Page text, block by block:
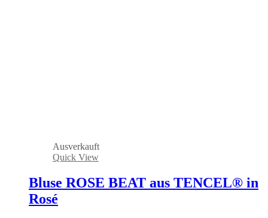
Ausverkauft
Quick View
Bluse ROSE BEAT aus TENCEL® in
Rosé